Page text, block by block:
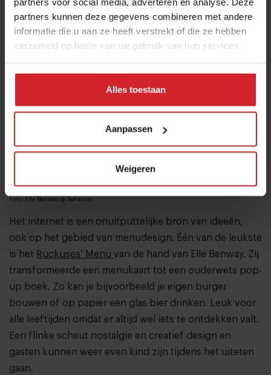
partners kunnen deze gegevens combineren met andere
informatie die u aan ze heeft verstrekt of die ze hebben
verzameld op basis van uw gebruik van hun services.
Alles toestaan
Aanpassen
Weigeren
Foto: Elle Benway @ Behance
Het internet is een onuitputtelijke bron van ideeën,
ook op het gebied van menudesign. Één van de leukste
is het Ruckuses’ Menu van de hand van Elle Benway. Zij
transformeerde een menukaart tot een ouderwets pop-
up boek. Zo kan je bijvoorbeeld je eigen burger
bouwen of op papier een glas bier drinken. Leuk voor
alle leeftijden omdat er altijd wel iets te ontdekken valt.
Een flinke scheut nostalgie en creatief design en
gasten kunnen weer even kind zijn tijdens het uiteten
gaan.